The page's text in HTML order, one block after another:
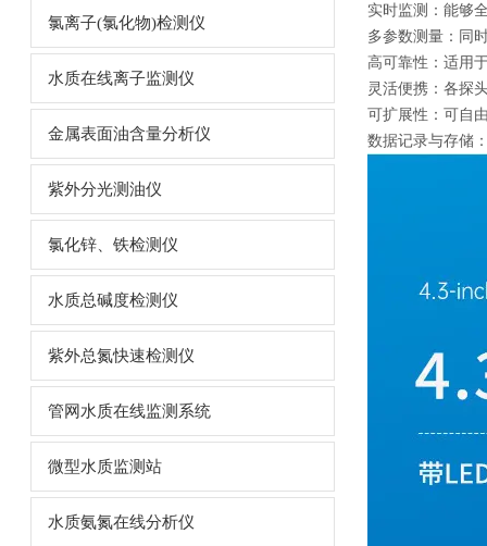
氯离子(氯化物)检测仪
水质在线离子监测仪
金属表面油含量分析仪
紫外分光测油仪
氯化锌、铁检测仪
水质总碱度检测仪
紫外总氮快速检测仪
管网水质在线监测系统
微型水质监测站
水质氨氮在线分析仪
实时监测：能够
多参数测量：同
高可靠性：适用
灵活便携：各探
可扩展性：可自
数据记录与存储